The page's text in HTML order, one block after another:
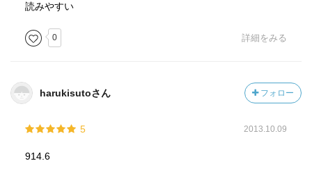
読みやすい
0 詳細をみる
harukisutoさん フォロー
5 2013.10.09
914.6